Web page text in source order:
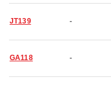
JT139 -
GA118 -